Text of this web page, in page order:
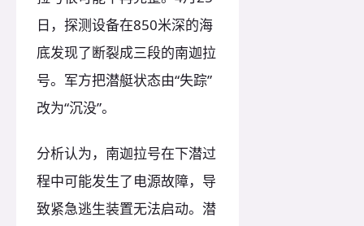
日，探测设备在850米深的海
底发现了断裂成三段的南迦拉
号。军方把潜艇状态由“失踪”
改为“沉没”。
分析认为，南迦拉号在下潜过
程中可能发生了电源故障，导
致紧急逃生装置无法启动。潜